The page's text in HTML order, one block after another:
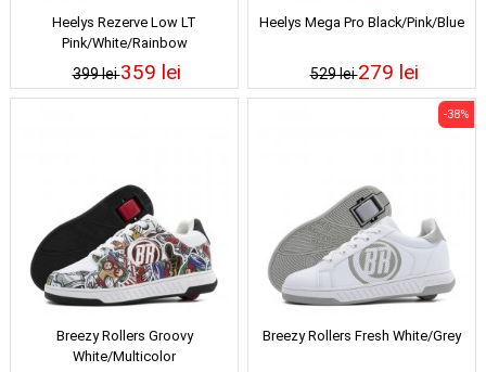
Heelys Rezerve Low LT
Pink/White/Rainbow
399 lei359 lei
Heelys Mega Pro Black/Pink/Blue
529 lei279 lei
Breezy Rollers Groovy
White/Multicolor
Breezy Rollers Fresh White/Grey
-38%